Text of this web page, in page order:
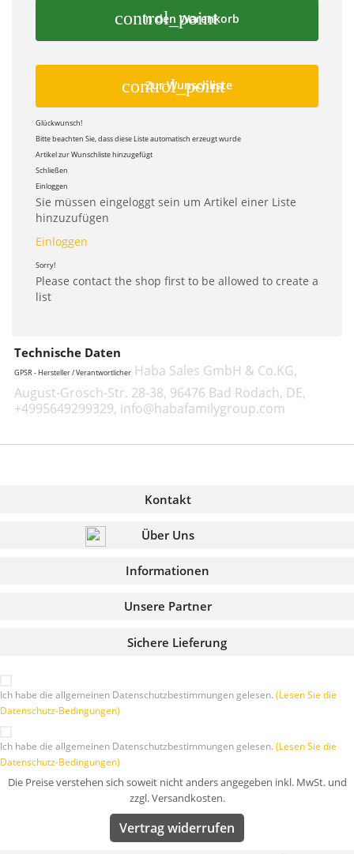
control_point
In den Warenkorb
control_point
Zur Wunschliste
Glückwunsch!
Bitte beachten Sie, dass diese Liste automatisch erzeugt wurde
Artikel zur Wunschliste hinzugefügt
Schließen
Einloggen
Sie müssen eingeloggt sein um Artikel einer Liste
hinzuzufügen
Einloggen
Sorry!
Please contact the shop first to be allowed to create a
list
Technische Daten
GPSR - Hersteller / Verantwortlicher Haba Sales GmbH & Co.KG,
August-Grosch-Str. 28-38, 96476 Bad Rodach, DE,
+4995649299329, info@habafamilygroup.com
Kontakt
Über Uns
Informationen
Sichere Lieferung
Unsere Partner
Ich habe die allgemeinen Datenschutzbestimmungen gelesen. (Lesen Sie die
Datenschutz-Bedingungen)
Ich habe die allgemeinen Datenschutzbestimmungen gelesen. (Lesen Sie die
Datenschutz-Bedingungen)
Die Preise verstehen sich soweit nicht anders angegeben inkl. MwSt. und
zzgl. Versandkosten.
Vertrag widerrufen